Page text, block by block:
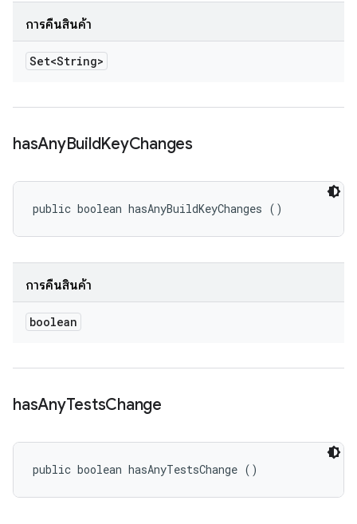
การคืนสินค้า
Set<String>
hasAnyBuildKeyChanges
public boolean hasAnyBuildKeyChanges ()
การคืนสินค้า
boolean
hasAnyTestsChange
public boolean hasAnyTestsChange ()